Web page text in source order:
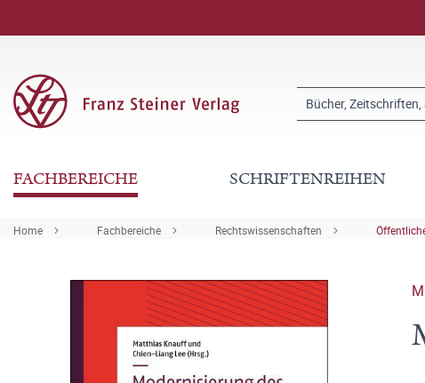
FACHBEREICHE SCHRIFTENREIHEN
Home Fachbereiche Rechtswissenschaften